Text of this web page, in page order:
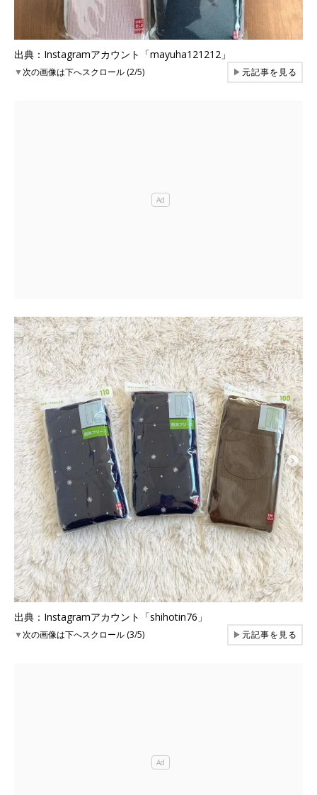
出典：Instagramアカウント「mayuha121212」
▼次の画像は下へスクロール (2/5) ▶元記事を見る
出典：Instagramアカウント「shihotin76」
▼次の画像は下へスクロール (3/5) ▶元記事を見る